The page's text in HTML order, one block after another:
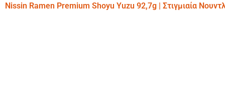
Nissin Ramen Premium Shoyu Yuzu 92,7g | Στιγμιαία